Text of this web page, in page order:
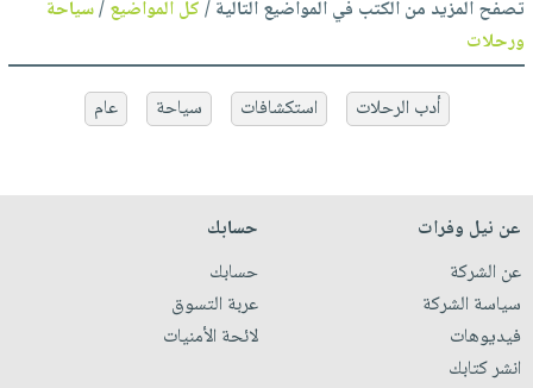
تصفح المزيد من الكتب في المواضيع التالية /كل المواضيع/سياحة
ورحلات
أدب الرحلات استكشافات سياحة عام
عن نيل وفرات
عن الشركة
سياسة الشركة
فيديوهات
انشر كتابك
حسابك
حسابك
عربة التسوق
لائحة الأمنيات